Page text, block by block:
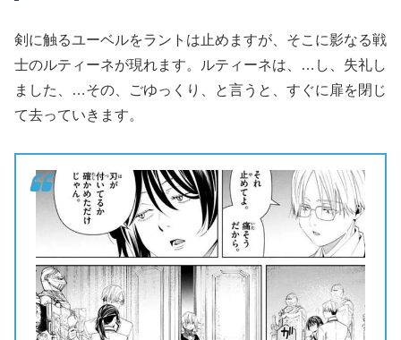
剣に触るユーベルをラントは止めますが、そこに影なる戦
士のルティーネが現れます。ルティーネは、…し、失礼し
ました、…その、ごゆっくり、と言うと、すぐに扉を閉じ
て去っていきます。